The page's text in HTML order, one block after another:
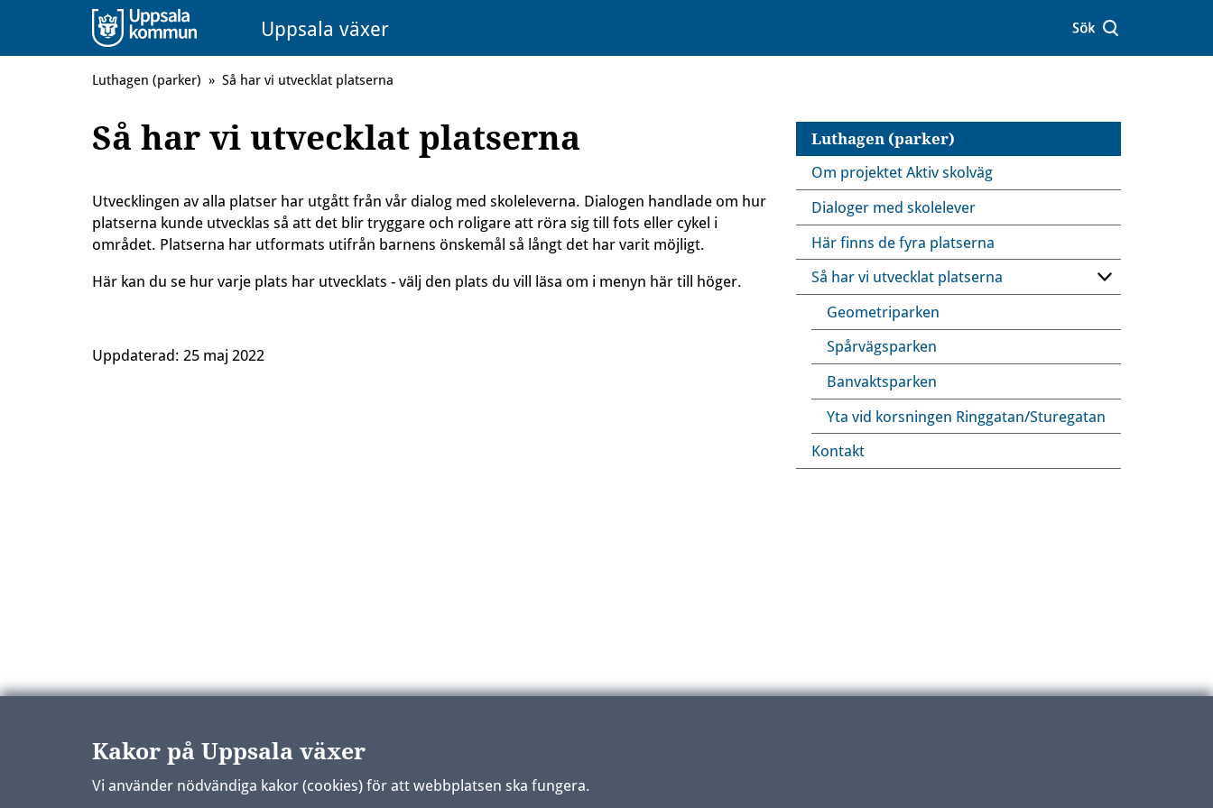
Uppsala växer
Luthagen (parker)
Om projektet Aktiv skolväg
Dialoger med skolelever
Här finns de fyra platserna
Så har vi utvecklat platserna
Geometriparken
Spårvägsparken
Banvaktsparken
Yta vid korsningen Ringgatan/Sturegatan
Kontakt
Luthagen (parker) » Så har vi utvecklat platserna
Så har vi utvecklat platserna
Utvecklingen av alla platser har utgått från vår dialog med skoleleverna. Dialogen handlade om hur
platserna kunde utvecklas så att det blir tryggare och roligare att röra sig till fots eller cykel i
området. Platserna har utformats utifrån barnens önskemål så långt det har varit möjligt.
Här kan du se hur varje plats har utvecklats - välj den plats du vill läsa om i menyn här till höger.
Uppdaterad: 25 maj 2022
Kakor på Uppsala växer
Vi använder nödvändiga kakor (cookies) för att webbplatsen ska fungera.